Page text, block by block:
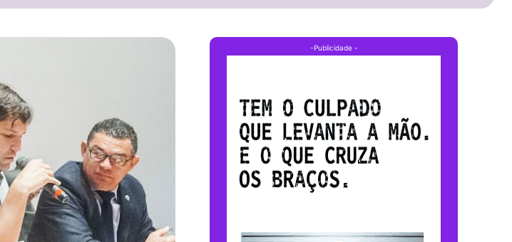
-Publicidade -